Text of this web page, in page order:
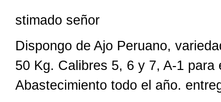
stimado señor
Dispongo de Ajo Peruano,
50 Kg. Calibres 5, 6 y 7, A-1
Abastecimiento todo el año.